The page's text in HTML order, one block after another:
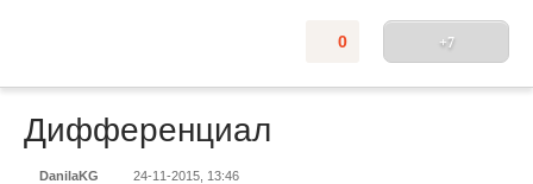
+7
0
Дифференциал
DanilaKG 24-11-2015, 13:46